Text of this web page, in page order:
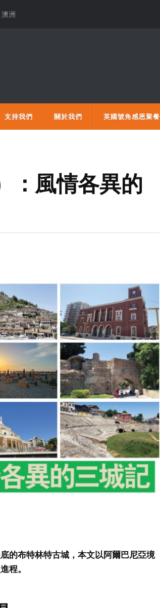
澳洲
支持我們 關於我們 英國號角感恩聚餐
：風情各異的
的布特林特古城，本文以阿爾巴尼亞境
程。